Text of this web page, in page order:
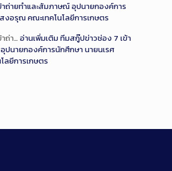
ถ่ายทำและสัมภาษณ์ อุปนายกองค์การ
งอรุณ คณะเทคโนโลยีการเกษตร
ถ่า… อ่านเพิ่มเติมทีมสกู๊ปข่าวช่อง 7 เข้า
ปนายกองค์การนักศึกษา นายนเรศ
ลยีการเกษตร